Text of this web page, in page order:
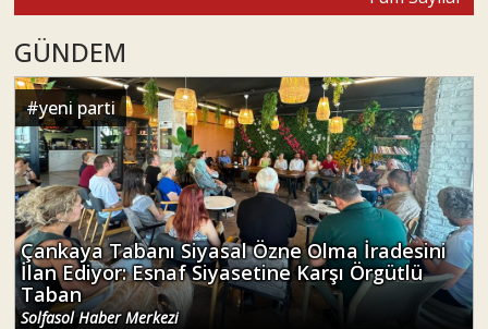
GÜNDEM
#yeni parti
Çankaya Tabanı Siyasal Özne Olma İradesini
İlan Ediyor: Esnaf Siyasetine Karşı Örgütlü
Taban
Solfasol Haber Merkezi